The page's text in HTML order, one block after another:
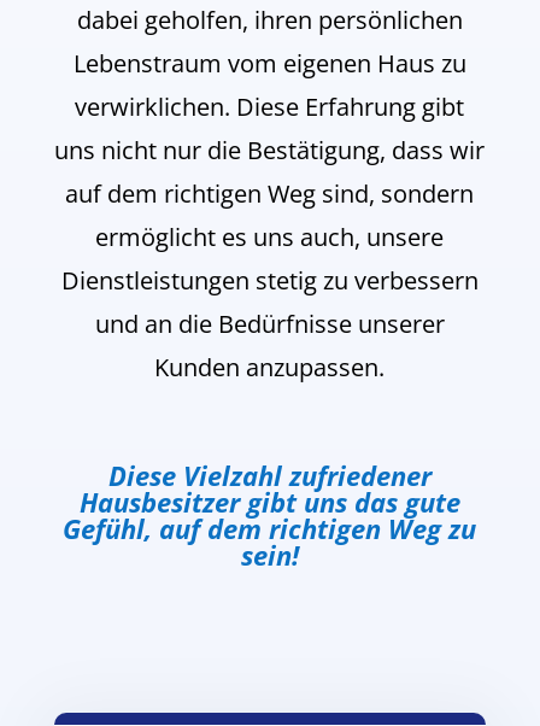
dabei geholfen, ihren persönlichen
Lebenstraum vom eigenen Haus zu
verwirklichen. Diese Erfahrung gibt
uns nicht nur die Bestätigung, dass wir
auf dem richtigen Weg sind, sondern
ermöglicht es uns auch, unsere
Dienstleistungen stetig zu verbessern
und an die Bedürfnisse unserer
Kunden anzupassen.
Diese Vielzahl zufriedener
Hausbesitzer gibt uns das gute
Gefühl, auf dem richtigen Weg zu
sein!